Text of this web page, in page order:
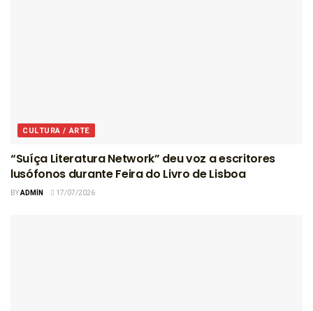
CULTURA / ARTE
“Suíça Literatura Network” deu voz a escritores
lusófonos durante Feira do Livro de Lisboa
BYADMIN 17/07/2026